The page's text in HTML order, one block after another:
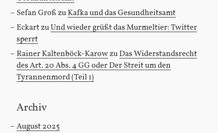
Sefan Groß zuKafka und das Gesundheitsamt
Eckart zuUnd wieder grüßt das Murmeltier: Twitter
sperrt
Rainer Kaltenböck-KarowzuDas Widerstandsrecht
des Art. 20 Abs. 4 GG oder Der Streit um den
Tyrannenmord (Teil 1)
Archiv
August 2025